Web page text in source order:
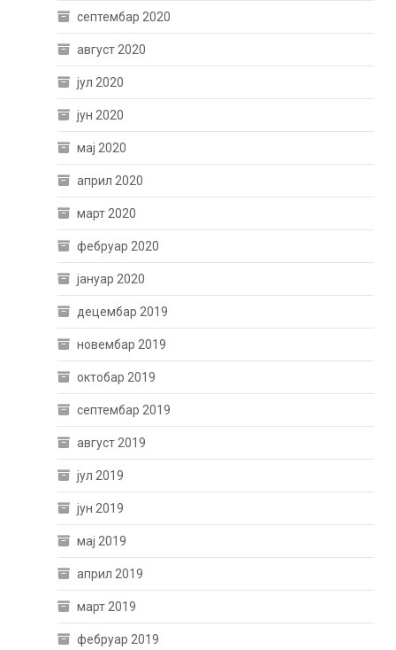
септембар 2020
август 2020
јул 2020
јун 2020
мај 2020
април 2020
март 2020
фебруар 2020
јануар 2020
децембар 2019
новембар 2019
октобар 2019
септембар 2019
август 2019
јул 2019
јун 2019
мај 2019
април 2019
март 2019
фебруар 2019